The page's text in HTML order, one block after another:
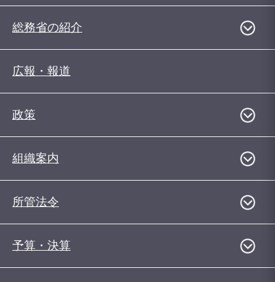
総務省の紹介
広報・報道
政策
組織案内
所管法令
予算・決算